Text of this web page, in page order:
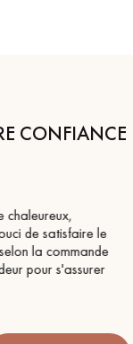
CONFIANCE
échanges fluides. Je